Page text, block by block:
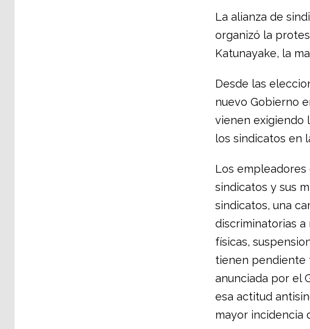
La alianza de
organizó la
Katunayake, la
Desde las
nuevo Gobierno
vienen exigiendo
los sindicatos en
Los empleadores
sindicatos y sus
sindicatos, una
discriminatorias a
físicas,
tienen pendiente
anunciada por el
esa actitud
mayor incidencia